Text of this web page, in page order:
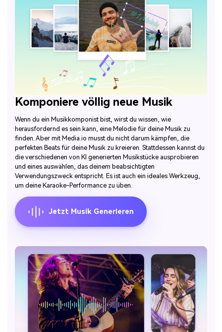
Komponiere völlig neue Musik
Wenn du ein Musikkomponist bist, wirst du wissen, wie
herausfordernd es sein kann, eine Melodie für deine Musik zu
finden. Aber mit Media.io musst du nicht darum kämpfen, die
perfekten Beats für deine Musik zu kreieren. Stattdessen kannst du
die verschiedenen von KI generierten Musikstücke ausprobieren
und eines auswählen, das deinem beabsichtigten
Verwendungszweck entspricht. Es ist auch ein ideales Werkzeug,
um deine Karaoke-Performance zu üben.
Jetzt Musik Generieren